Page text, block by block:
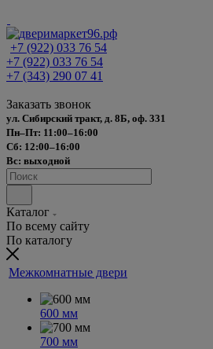
+7 (922) 033 76 54
+7 (922) 033 76 54
+7 (343) 290 07 41
Заказать звонок
ул. Сибирский тракт, д. 8Б, оф. 331
Пн–Пт: 11:00–16:00
Сб: 12:00–16:00
Вс: выходной
Каталог
По всему сайту
По каталогу
Межкомнатные двери
600 мм
700 мм